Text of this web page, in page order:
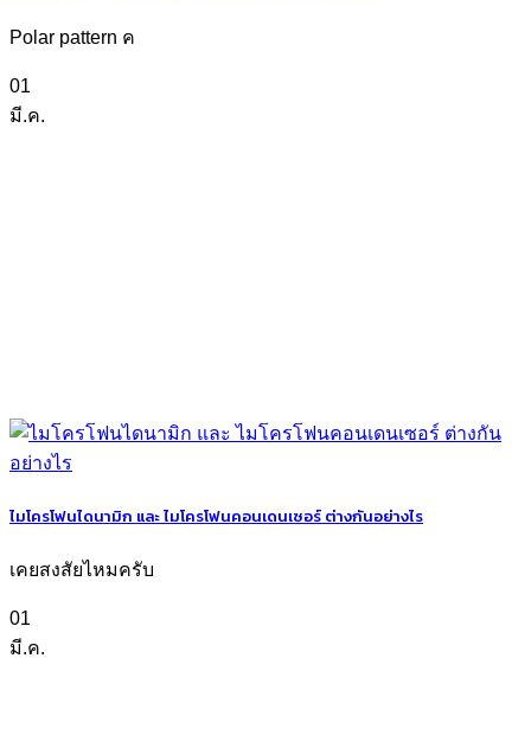
Polar pattern ค
01
มี.ค.
ไมโครโฟนไดนามิก และ ไมโครโฟนคอนเดนเซอร์ ต่างกันอย่างไร
เคยสงสัยไหมครับ
01
มี.ค.